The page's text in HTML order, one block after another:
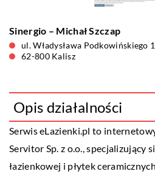
Sinergio – Michał Szczap
ul. Władysława Podkowińskiego
62-800 Kalisz
Opis działalności
Serwis eLazienki.pl to
Servitor Sp. z o.o., specjalizujący
łazienkowej i płytek